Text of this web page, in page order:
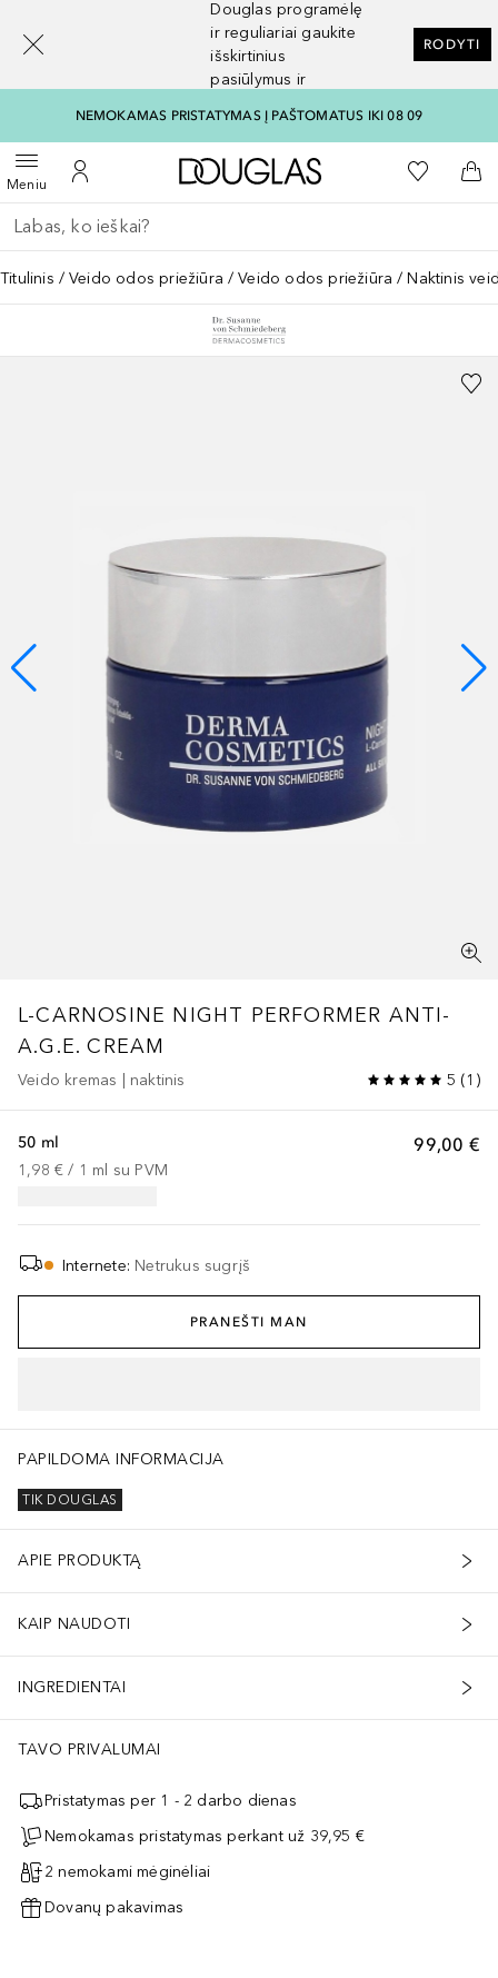
Douglas programėlę
ir reguliariai gaukite
išskirtinius
pasiūlymus ir
RODYTI
NEMOKAMAS PRISTATYMAS Į PAŠTOMATUS IKI 08 09
MeniuAtidaryti meniuĮ mano paskyrą
Į Douglas pagrindinį
Į mano
Į
Grįžk atgal
Vykdykite paiešką
Titulinis Veido odos priežiūra Veido odos priežiūra Naktinis
L-CARNOSINE NIGHT PERFORMER ANTI-
A.G.E. CREAM
Veido kremas | naktinis 5 (1 )
99,00 €
50 ml
1,98 € / 1 ml su PVM
Internete: Netrukus sugrįš
PRANEŠTI MAN
PAPILDOMA INFORMACIJA
TIK DOUGLAS
APIE PRODUKTĄ
KAIP NAUDOTI
INGREDIENTAI
TAVO PRIVALUMAI
Pristatymas per 1 - 2 darbo dienas
Nemokamas pristatymas perkant už 39,95 €
2 nemokami mėginėliai
Dovanų pakavimas
[navigation.slideout.screenreader]